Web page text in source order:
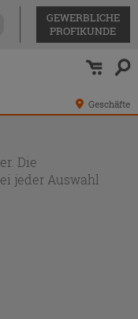
GEWERBLICHE
PROFIKUNDE
Geschäfte
Die
jeder Auswahl